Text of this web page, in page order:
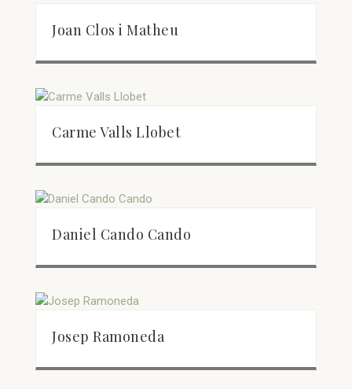
Joan Clos i Matheu
Carme Valls Llobet
Daniel Cando Cando
Josep Ramoneda